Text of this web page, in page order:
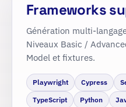
Frameworks
Génération multi-
Niveaux Basic /
Model et fixtures.
Playwright Cypress
TypeScript
Python